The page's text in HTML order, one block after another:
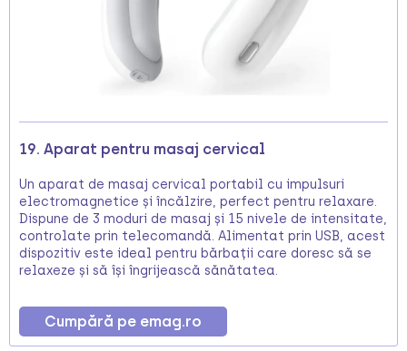
19. Aparat pentru masaj cervical
Un aparat de masaj cervical portabil cu impulsuri
electromagnetice și încălzire, perfect pentru relaxare.
Dispune de 3 moduri de masaj și 15 nivele de intensitate,
controlate prin telecomandă. Alimentat prin USB, acest
dispozitiv este ideal pentru bărbații care doresc să se
relaxeze și să își îngrijească sănătatea.
Cumpără pe emag.ro